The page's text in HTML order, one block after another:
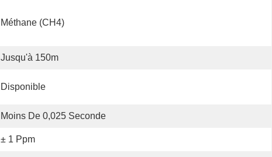
Méthane (CH4)
Jusqu'à 150m
Disponible
Moins De 0,025 Seconde
± 1 Ppm